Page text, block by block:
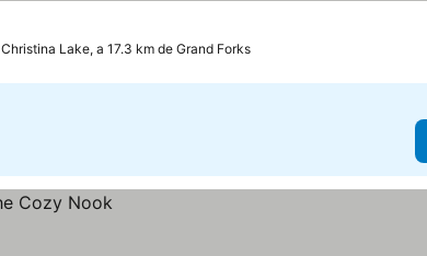
Christina Lake, a 17.3 km de Grand Forks